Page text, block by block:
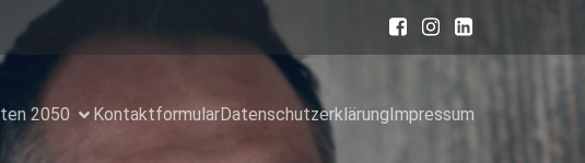
2050 KontaktformularDatenschutzerklärungImpressum